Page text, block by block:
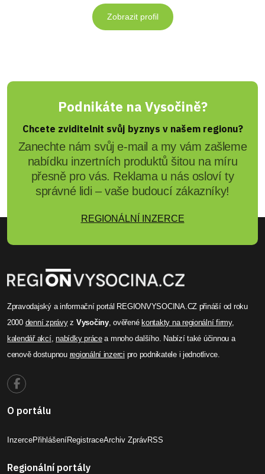
Zobrazit profil
Podnikáte na Vysočině?
Chcete zviditelnit svůj byznys v našem regionu?
Zanechte nám svůj e-mail a my vám zašleme
nabídku inzertních produktů šitou na míru
přesně pro vás. Reklama u nás osloví ty
správné lidi – vaše budoucí zákazníky!
REGIONÁLNÍ INZERCE
Zpravodajský a informační portál REGIONVYSOCINA.CZ přináší od roku
2000 denní zprávyz Vysočiny, ověřenékontakty na regionální firmy,
kalendář akcí,nabídky prácea mnoho dalšího. Nabízí také účinnou a
cenově dostupnou regionální inzerci pro podnikatele i jednotlivce.
O portálu
InzercePřihlášeníRegistraceArchiv ZprávRSS
Regionální portály